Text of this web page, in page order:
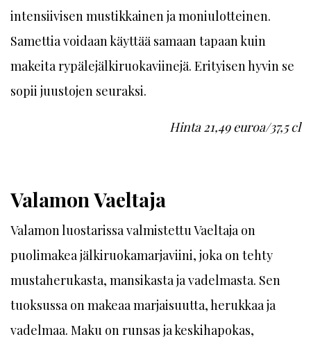
intensiivisen mustikkainen ja moniulotteinen.
Samettia voidaan käyttää samaan tapaan kuin
makeita rypälejälkiruokaviinejä. Erityisen hyvin se
sopii juustojen seuraksi.
Hinta 21,49 euroa/37,5 cl
Valamon Vaeltaja
Valamon luostarissa valmistettu Vaeltaja on
puolimakea jälkiruokamarjaviini, joka on tehty
mustaherukasta, mansikasta ja vadelmasta. Sen
tuoksussa on makeaa marjaisuutta, herukkaa ja
vadelmaa. Maku on runsas ja keskihapokas,